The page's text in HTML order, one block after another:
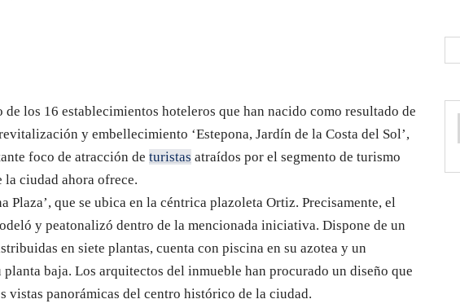
de los 16 establecimientos hoteleros que han nacido como resultado de
y embellecimiento ‘Estepona, Jardín de la Costa del Sol’,
foco de atracción de turistas atraídos por el segmento de turismo
la ciudad ahora ofrece.
Plaza’, que se ubica en la céntrica plazoleta Ortiz. Precisamente, el
y peatonalizó dentro de la mencionada iniciativa. Dispone de un
en siete plantas, cuenta con piscina en su azotea y un
planta baja. Los arquitectos del inmueble han procurado un diseño que
vistas panorámicas del centro histórico de la ciudad.